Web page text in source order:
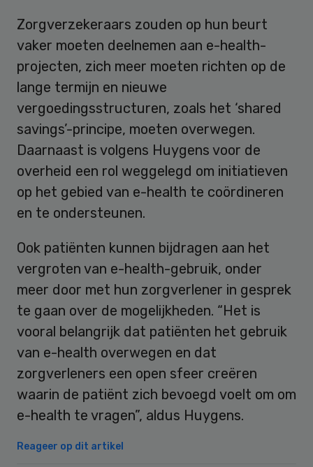
Zorgverzekeraars zouden op hun beurt
vaker moeten deelnemen aan e-health-
projecten, zich meer moeten richten op de
lange termijn en nieuwe
vergoedingsstructuren, zoals het ‘shared
savings’-principe, moeten overwegen.
Daarnaast is volgens Huygens voor de
overheid een rol weggelegd om initiatieven
op het gebied van e-health te coördineren
en te ondersteunen.
Ook patiënten kunnen bijdragen aan het
vergroten van e-health-gebruik, onder
meer door met hun zorgverlener in gesprek
te gaan over de mogelijkheden. “Het is
vooral belangrijk dat patiënten het gebruik
van e-health overwegen en dat
zorgverleners een open sfeer creëren
waarin de patiënt zich bevoegd voelt om om
e-health te vragen”, aldus Huygens.
Reageer op dit artikel